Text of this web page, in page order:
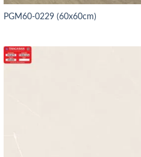
PGM60-0229 (60x60cm)